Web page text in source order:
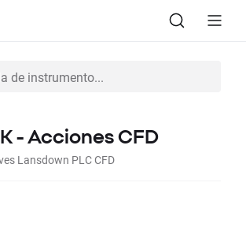
- Acciones CFD
Lansdown PLC CFD